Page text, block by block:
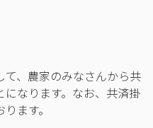
、農家のみなさんから共
なります。なお、共済掛
ます。